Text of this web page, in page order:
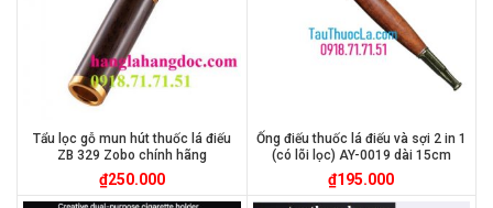
Tẩu lọc gỗ mun hút thuốc lá điếu
ZB 329 Zobo chính hãng
₫250.000
Ống điếu thuốc lá điếu và sợi 2 in 1
(có lõi lọc) AY-0019 dài 15cm
₫195.000